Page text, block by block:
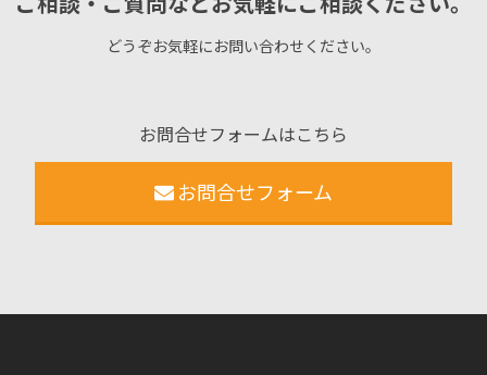
どうぞお気軽にお問い合わせください。
お問合せフォームはこちら
お問合せフォーム